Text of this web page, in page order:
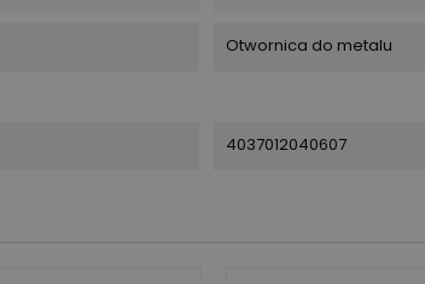
Otwornica do metalu
4037012040607